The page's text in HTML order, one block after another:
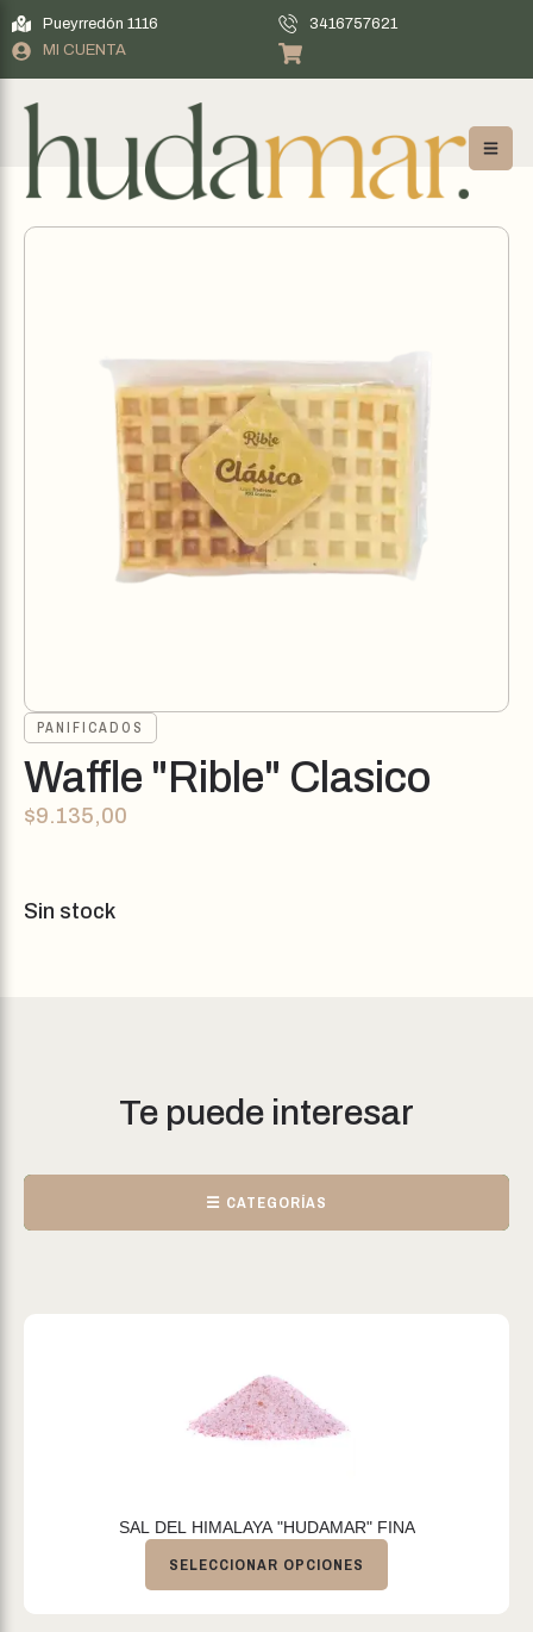
Pueyrredón 1116
3416757621
MI CUENTA
PANIFICADOS
Waffle "Rible" Clasico
$9.135,00
Sin stock
Te puede interesar
☰ CATEGORÍAS
SAL DEL HIMALAYA "HUDAMAR" FINA
SELECCIONAR OPCIONES